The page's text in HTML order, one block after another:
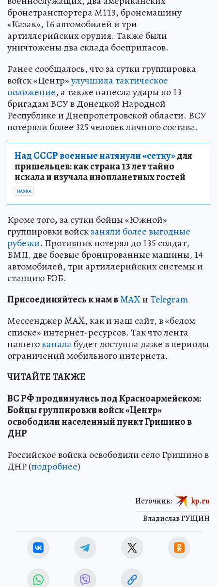
бронетранспортера М113, бронемашину
«Казак», 16 автомобилей и три
артиллерийских орудия. Также были
уничтожены два склада боеприпасов.
Ранее сообщалось, что за сутки группировка
войск «Центр»улучшила тактическое
положение, а также нанесла удары по 13
бригадам ВСУ в Донецкой Народной
Республике и Днепропетровской области. ВСУ
потеряли более 325 человек личного состава.
Над СССР военные натянули «сетку»для
пришельцев: как страна 13 лет тайно
искала и изучала инопланетных гостей
НАУКА
Кроме того, за сутки бойцы «Южной»
группировки войскзаняли более выгодные
рубежи. Противник потерял до 135 солдат,
БМП, две боевые бронированные машины, 14
автомобилей, три артиллерийских системы и
станцию РЭБ.
Присоединяйтесь к нам вMAXиTelegram
Мессенджер MAX, как и наш сайт, в «белом
списке» интернет-ресурсов. Так что лента
нашегоканалабудет доступна даже в периоды
ограничений мобильного интернета.
ЧИТАЙТЕ ТАКЖЕ
ВС РФ продвинулись под Красноармейском:
Бойцы группировки войск «Центр»
освободили населенный пункт Гришино в
ДНР
Российское войска освободили село Гришино в
ДНР (подробнее)
Владислав ГУЩИН
Источник: kp.ru